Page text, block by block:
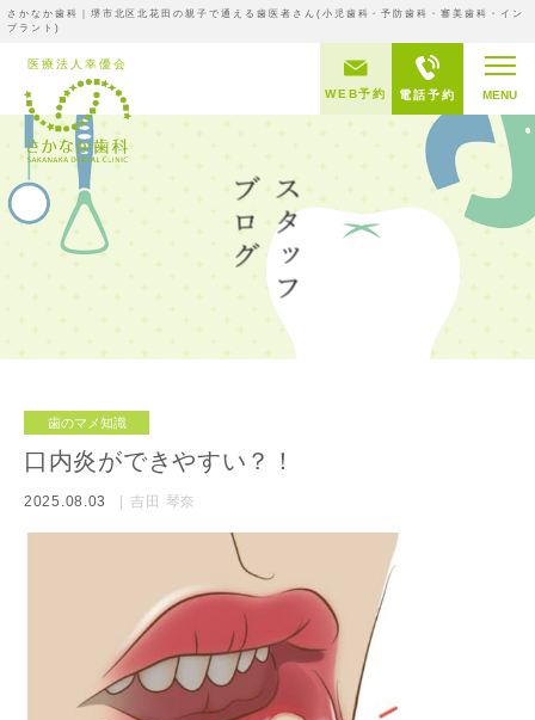
さかなか歯科｜堺市北区北花田の親子で通える歯医者さん(小児歯科・予防歯科・審美歯科・イン
プラント)
MENU
電話予約
WEB予約
歯のマメ知識
口内炎ができやすい？！
2025.08.03 吉田 琴奈